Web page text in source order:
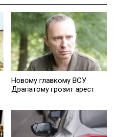
Новому главкому ВСУ
Драпатому грозит арест